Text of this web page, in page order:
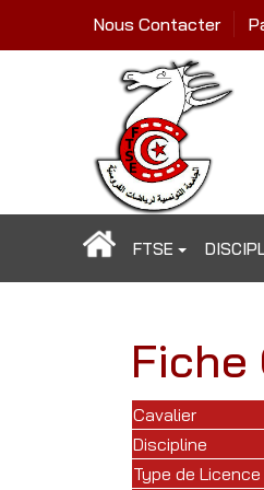
Nous Contacter
FTSE
Fiche
Cavalier
Discipline
Type de Licence